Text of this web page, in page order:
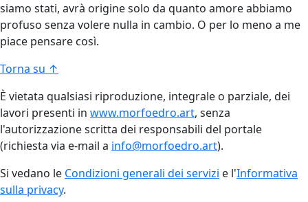
siamo stati, avrà origine solo da quanto amore abbiamo
profuso senza volere nulla in cambio. O per lo meno a me
piace pensare così.
Torna su ↑
È vietata qualsiasi riproduzione, integrale o parziale, dei
lavori presenti in www.morfoedro.art, senza
l'autorizzazione scritta dei responsabili del portale
(richiesta via e-mail a info@morfoedro.art).
Si vedano le Condizioni generali dei servizi e l'Informativa
sulla privacy.